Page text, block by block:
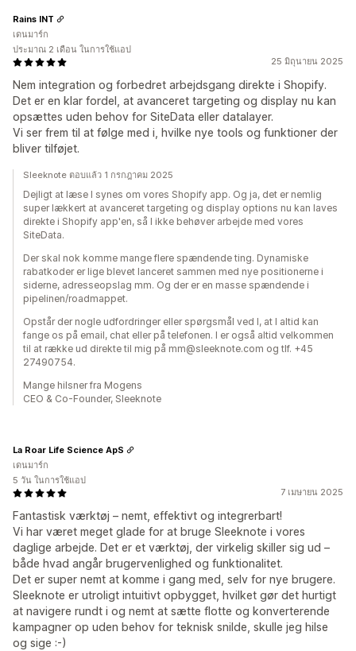
25 มิถุนายน 2025
Nem integration og forbedret arbejdsgang direkte i Shopify.
Det er en klar fordel, at avanceret targeting og display nu kan
opsættes uden behov for SiteData eller datalayer.
Vi ser frem til at følge med i, hvilke nye tools og funktioner der
bliver tilføjet.
Rains INT
เดนมาร์ก
ประมาณ 2 เดือน ในการใช้แอป
Sleeknote ตอบแล้ว 1 กรกฎาคม 2025
Dejligt at læse I synes om vores Shopify app. Og ja, det er nemlig
super lækkert at avanceret targeting og display options nu kan laves
direkte i Shopify app'en, så I ikke behøver arbejde med vores
SiteData.
Der skal nok komme mange flere spændende ting. Dynamiske
rabatkoder er lige blevet lanceret sammen med nye positionerne i
siderne, adresseopslag mm. Og der er en masse spændende i
pipelinen/roadmappet.
Opstår der nogle udfordringer eller spørgsmål ved I, at I altid kan
fange os på email, chat eller på telefonen. I er også altid velkommen
til at række ud direkte til mig på mm@sleeknote.com og tlf. +45
27490754.
Mange hilsner fra Mogens
CEO & Co-Founder, Sleeknote
7 เมษายน 2025
Fantastisk værktøj – nemt, effektivt og integrerbart!
Vi har været meget glade for at bruge Sleeknote i vores
daglige arbejde. Det er et værktøj, der virkelig skiller sig ud –
både hvad angår brugervenlighed og funktionalitet.
Det er super nemt at komme i gang med, selv for nye brugere.
Sleeknote er utroligt intuitivt opbygget, hvilket gør det hurtigt
at navigere rundt i og nemt at sætte flotte og konverterende
kampagner op uden behov for teknisk snilde, skulle jeg hilse
og sige :-)
La Roar Life Science ApS
เดนมาร์ก
5 วัน ในการใช้แอป